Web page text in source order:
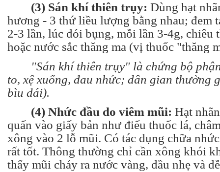
(3) Sán khí thiên trụy: Dùng hạt
hương - 3 thứ liều lượng bằng nhau; đem
2-3 lần, lúc đói bụng, mỗi lần 3-4g, chiêu
hoặc nước sắc thăng ma (vị thuốc "thăng
"Sán khí thiên trụy" là chứng bộ phận
to, xệ xuống, đau nhức; dân gian thường
bìu dái).
(4) Nhức đầu do viêm mũi: Hạt
quấn vào giấy bản như điếu thuốc lá,
xông vào 2 lỗ mũi. Có tác dụng chữa
rất tốt. Thông thường chỉ cần xông khói
thấy mũi chảy ra nước vàng, đầu nhẹ và